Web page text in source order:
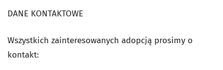
DANE KONTAKTOWE
Wszystkich zainteresowanych adopcją prosimy o
kontakt: